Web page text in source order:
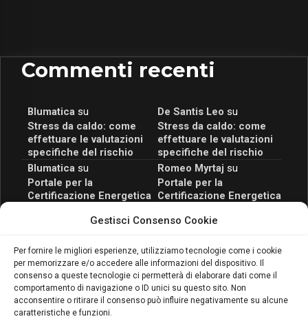
Gestisci Consenso Cookie
Per fornire le migliori esperienze, utilizziamo tecnologie come i cookie
per memorizzare e/o accedere alle informazioni del dispositivo. Il
consenso a queste tecnologie ci permetterà di elaborare dati come il
comportamento di navigazione o ID unici su questo sito. Non
acconsentire o ritirare il consenso può influire negativamente su alcune
caratteristiche e funzioni.
Commenti recenti
Blumaticasu
Stress da caldo: come
effettuare le valutazioni
specifiche del rischio
De Santis Leo su
Stress da caldo: come
effettuare le valutazioni
specifiche del rischio
Blumaticasu
Portale per la
Certificazione Energetica
scopri il Corso Blumatica
Romeo Myrtaj su
Portale per la
Certificazione Energetica
scopri il Corso Blumatica
Blumaticasu
Coordinatore della
Sicurezza: cosa è
richiesto per abilitazione
e aggiornamento